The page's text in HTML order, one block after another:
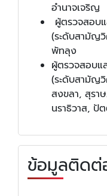
อำนาจเจริญ
ผู้ตรวจสอบแ
(ระดับสามัญ
พัทลุง
ผู้ตรวจสอบแ
(ระดับสามัญ
สงขลา, สุรา
นราธิวาส, ปั
ข้อมูลติดต่